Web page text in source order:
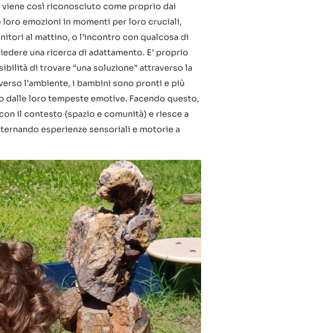
viene così riconosciuto come proprio dai
emozioni in momenti per loro cruciali,
al mattino, o l’incontro con qualcosa di
una ricerca di adattamento. E’ proprio
di trovare “una soluzione” attraverso la
l’ambiente, i bambini sono pronti e più
dalle loro tempeste emotive. Facendo questo,
il contesto (spazio e comunità) e riesce a
esperienze sensoriali e motorie a